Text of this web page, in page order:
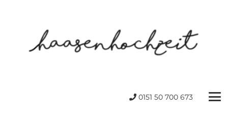
0151 50 700 673